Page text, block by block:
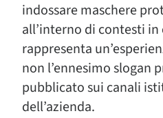
indossare maschere
all’interno di contesti in
rappresenta
non l’ennesimo slogan
pubblicato sui canali
dell’azienda.